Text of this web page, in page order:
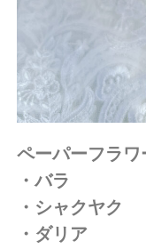
ペーパーフラ
・バラ
・シャクヤク
・ダリア